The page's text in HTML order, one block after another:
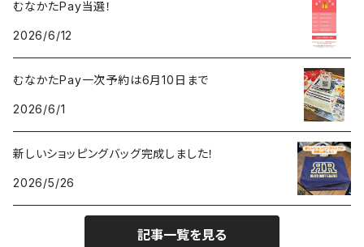
むなかたPay当選！
2026/6/12
むなかたPay一次予約は6月10日まで
2026/6/1
新しいショッピングバッグ完成しました！
2026/5/26
記事一覧を見る